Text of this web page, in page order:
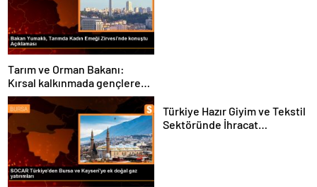
Tarım ve Orman Bakanı:
Kırsal kalkınmada gençlere
ve kadınlara pozitif ayrımcılık
yapıyoruz
Türkiye Hazır Giyim ve Tekstil
Sektöründe İhracat